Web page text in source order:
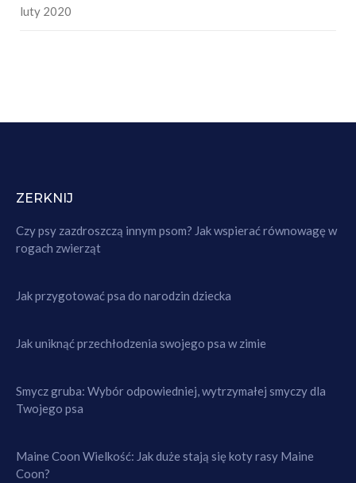
luty 2020
ZERKNIJ
Czy psy zazdroszczą innym psom? Jak wspierać równowagę w
rogach zwierząt
Jak przygotować psa do narodzin dziecka
Jak uniknąć przechłodzenia swojego psa w zimie
Smycz gruba: Wybór odpowiedniej, wytrzymałej smyczy dla
Twojego psa
Maine Coon Wielkość: Jak duże stają się koty rasy Maine
Coon?